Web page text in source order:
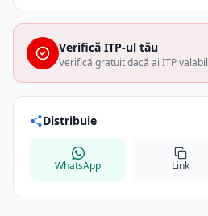
Verifică ITP-ul tău
Verifică gratuit dacă ai ITP valabil
Distribuie
WhatsApp Link